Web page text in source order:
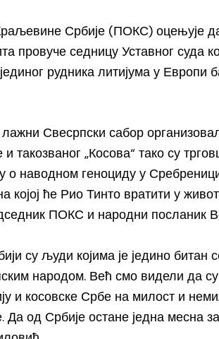
Србије (ПОКС) оцењује
провуче седницу Уставног суда
рудника литијума у Европи
Свесрпски сабор
такозваног „Косова“ тако су
о наводном геноциду у
којој ће Рио Тинто вратити у
ПОКС и народни посланик
су људи којима је једино битан
народом. Већ смо видели да
и косовске Србе на милост и
Да од Србије остане једна месна